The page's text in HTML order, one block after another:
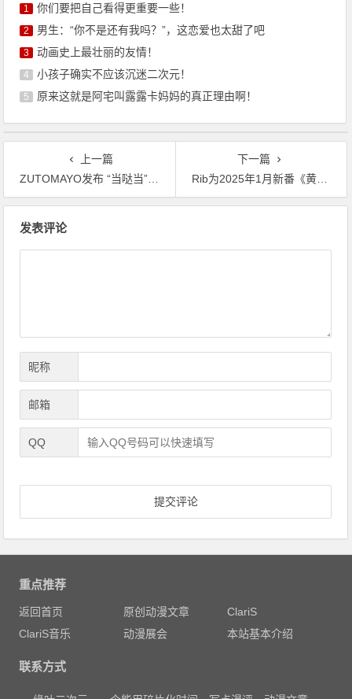
1 你们要把自己看得更重要一些！
2 男生：“你不是还有我吗？”，这恋爱也太甜了吧
3 动画史上最壮丽的友情！
4 小孩子确实不应该沉迷二次元！
5 原来这就是阿宅叫露露卡妈妈的真正理由啊！
上一篇
ZUTOMAYO发布 “当哒当”官方音乐视频，向《DAN DA DAN》致敬而创作
下一篇
Rib为2025年1月新番《黄昏旅店》演唱ED主题曲《Twilight》
发表评论
昵称
邮箱
QQ
重点推荐
返回首页 原创动漫文章
ClariS
ClariS音乐
动漫展会 本站基本介绍
联系方式